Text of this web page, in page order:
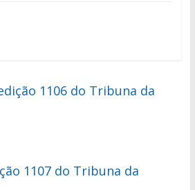
1106 do Tribuna da
1107 do Tribuna da